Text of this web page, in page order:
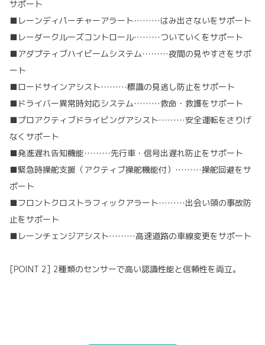
サポート
■レーンディパーチャーアラート………はみ出さないをサポート
■レーダークルーズコントロール………ついていくをサポート
■アダプティブハイビームシステム………夜間の見やすさをサポ
ート
■ロードサインアシスト………標識の見逃し防止をサポート
■ドライバー異常時対応システム………救命・救護をサポート
■プロアクティブドライビングアシスト………安全運転をさりげ
なくサポート
■発進遅れ告知機能………先行車・信号出遅れ防止をサポート
■緊急時操舵支援（アクティブ操舵機能付）………操舵回避をサ
ポート
■フロントクロストラフィックアラート………出会い頭の事故防
止をサポート
■レーンチェンジアシスト………高速道路の車線変更をサポート
[POINT 2] 2種類のセンサーで高い認識性能と信頼性を両立。